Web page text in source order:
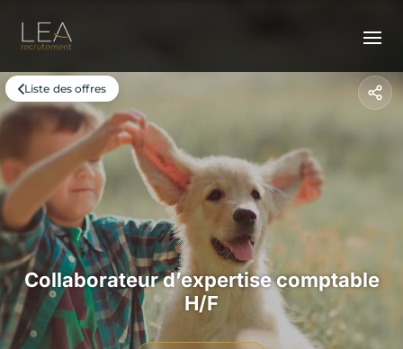
Liste des offres
Collaborateur d’expertise comptable
H/F